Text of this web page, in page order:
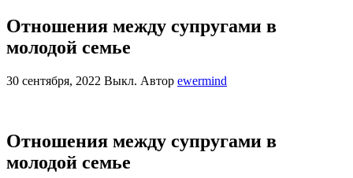
Отношения между супругами в
молодой семье
30 сентября, 2022 Выкл. Автор ewermind
Отношения между супругами в
молодой семье